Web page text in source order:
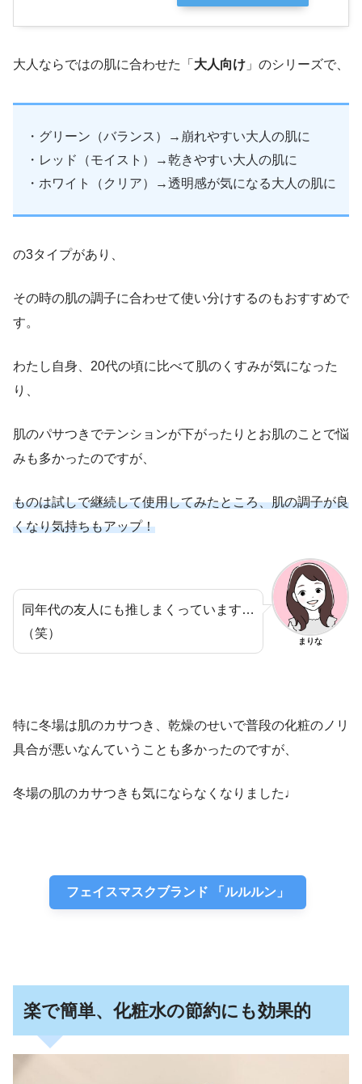
大人ならではの肌に合わせた「 大人向け 」のシリーズで、
・グリーン（バランス）→崩れやすい大人の肌に
・レッド（モイスト）→乾きやすい大人の肌に
・ホワイト（クリア）→透明感が気になる大人の肌に
の3タイプがあり、
その時の肌の調子に合わせて使い分けするのもおすすめで
す。
わたし自身、20代の頃に比べて肌のくすみが気になった
り、
肌のパサつきでテンションが下がったりとお肌のことで悩
みも多かったのですが、
ものは試しで継続して使用してみたところ、肌の調子が良
くなり気持ちもアップ！
同年代の友人にも推しまくっています…
（笑）
まりな
特に冬場は肌のカサつき、乾燥のせいで普段の化粧のノリ
具合が悪いなんていうことも多かったのですが、
冬場の肌のカサつきも気にならなくなりました♩
フェイスマスクブランド 「ルルルン」
楽で簡単、化粧水の節約にも効果的